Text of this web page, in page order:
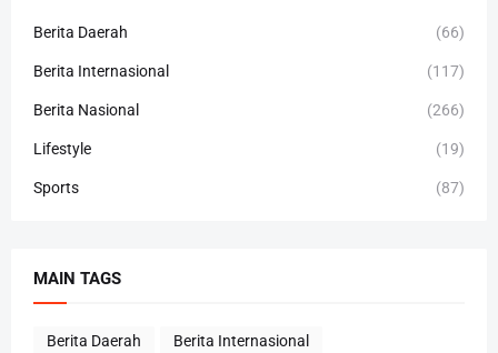
Berita Daerah (66)
Berita Internasional (117)
Berita Nasional (266)
Lifestyle (19)
Sports (87)
MAIN TAGS
Berita Daerah Berita Internasional